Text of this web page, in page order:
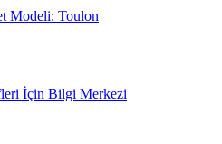
Modeli: Toulon
İçin Bilgi Merkezi